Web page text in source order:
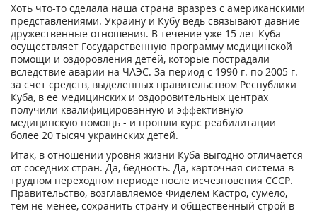
Хоть что-то сделала наша страна вразрез с американскими
представлениями. Украину и Кубу ведь связывают давние
дружественные отношения. В течение уже 15 лет Куба
осуществляет Государственную программу медицинской
помощи и оздоровления детей, которые пострадали
вследствие аварии на ЧАЭС. За период с 1990 г. по 2005 г.
за счет средств, выделенных правительством Республики
Куба, в ее медицинских и оздоровительных центрах
получили квалифицированную и эффективную
медицинскую помощь - и прошли курс реабилитации
более 20 тысяч украинских детей.
Итак, в отношении уровня жизни Куба выгодно отличается
от соседних стран. Да, бедность. Да, карточная система в
трудном переходном периоде после исчезновения СССР.
Правительство, возглавляемое Фиделем Кастро, сумело,
тем не менее, сохранить страну и общественный строй в